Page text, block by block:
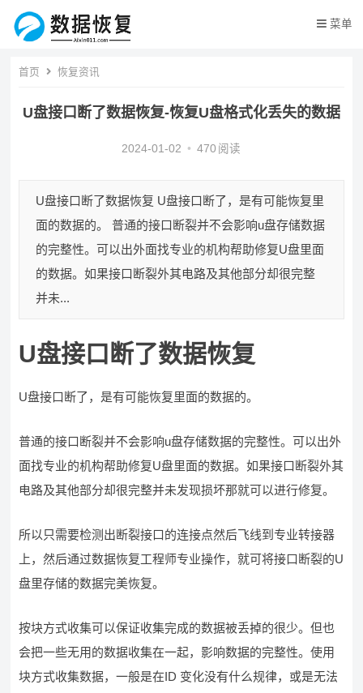
菜单
首页 恢复资讯
U盘接口断了数据恢复-恢复U盘格式化丢失的数据
2024-01-02 • 470 阅读
U盘接口断了数据恢复 U盘接口断了，是有可能恢复里
面的数据的。 普通的接口断裂并不会影响u盘存储数据
的完整性。可以出外面找专业的机构帮助修复U盘里面
的数据。如果接口断裂外其电路及其他部分却很完整
并未...
U盘接口断了数据恢复
U盘接口断了，是有可能恢复里面的数据的。
普通的接口断裂并不会影响u盘存储数据的完整性。可以出外
面找专业的机构帮助修复U盘里面的数据。如果接口断裂外其
电路及其他部分却很完整并未发现损坏那就可以进行修复。
所以只需要检测出断裂接口的连接点然后飞线到专业转接器
上，然后通过数据恢复工程师专业操作，就可将接口断裂的U
盘里存储的数据完美恢复。
按块方式收集可以保证收集完成的数据被丢掉的很少。但也
会把一些无用的数据收集在一起，影响数据的完整性。使用
块方式收集数据，一般是在ID 变化没有什么规律，或是无法